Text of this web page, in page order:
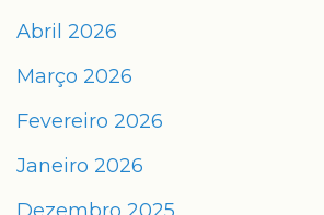
Abril 2026
Março 2026
Fevereiro 2026
Janeiro 2026